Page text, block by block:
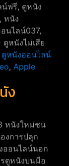
ฟรี, ดูหนัง
หนัง
นไลน์037,
ดูหนังไม่เสีย
ดูหนังออนไลน์
, Apple
ง
หนังใหม่ชน
งการปลุก
ออนไลน์นอก
ดูหนังบนมือ